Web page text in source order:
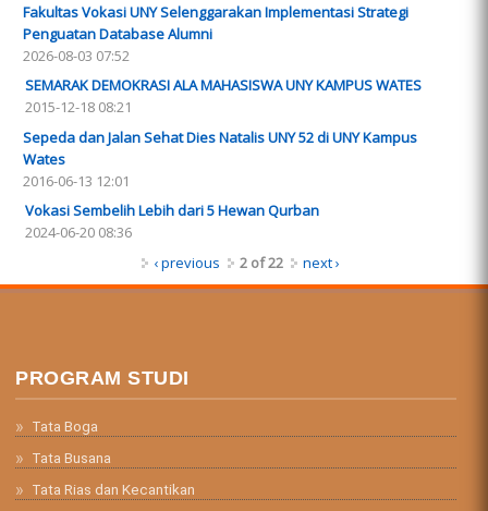
Fakultas Vokasi UNY Selenggarakan Implementasi Strategi
Penguatan Database Alumni
2026-08-03 07:52
SEMARAK DEMOKRASI ALA MAHASISWA UNY KAMPUS WATES
2015-12-18 08:21
Sepeda dan Jalan Sehat Dies Natalis UNY 52 di UNY Kampus
Wates
2016-06-13 12:01
Vokasi Sembelih Lebih dari 5 Hewan Qurban
2024-06-20 08:36
‹ previous
2 of 22 next ›
PROGRAM STUDI
Tata Boga
Tata Busana
Tata Rias dan Kecantikan